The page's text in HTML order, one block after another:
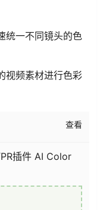
统一不同镜头的色
视频素材进行色彩
查看
插件 AI Color